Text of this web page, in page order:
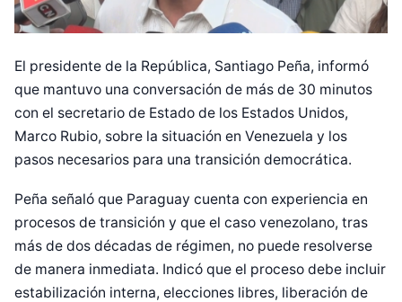
El presidente de la República, Santiago Peña, informó
que mantuvo una conversación de más de 30 minutos
con el secretario de Estado de los Estados Unidos,
Marco Rubio, sobre la situación en Venezuela y los
pasos necesarios para una transición democrática.
Peña señaló que Paraguay cuenta con experiencia en
procesos de transición y que el caso venezolano, tras
más de dos décadas de régimen, no puede resolverse
de manera inmediata. Indicó que el proceso debe incluir
estabilización interna, elecciones libres, liberación de